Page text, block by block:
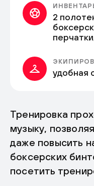
2
удобная
Тренировка
музыку,
даже повысить
боксерских
посетить